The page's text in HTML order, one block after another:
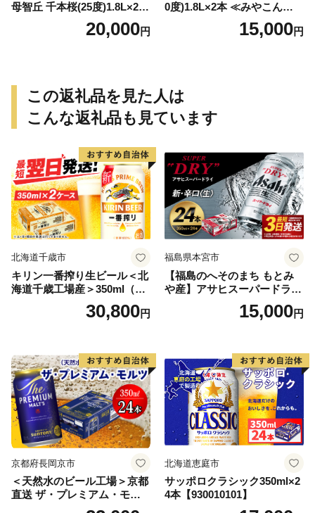
母智丘 千本桜(25度)1.8L×2本
≪みやこんじょ特急便≫_AC
20,000円
0度)1.8L×2本 ≪みやこんじょ
特急便≫_MJ-077115,000円
この返礼品を見た人は
こんな返礼品も見ています
北海道千歳市
キリン一番搾り生ビール＜北
海道千歳工場産＞350ml（24
30,800円
福島県本宮市
【福島のへそのまち もとみ
や産】アサヒスーパードライ
350ml×24本 合計8.4L 1ケー
ス アルコール度数5% 缶ビー
口 送料無料 カメイ 本宮市
【07214-0206】
15,000円
京都府長岡京市
＜天然水のビール工場＞京都
直送 ザ・プレミアム・モル
ツ 350ml×24本 プレモル [149
北海道恵庭市
サッポロクラシック350ml×2
4本【930010101】